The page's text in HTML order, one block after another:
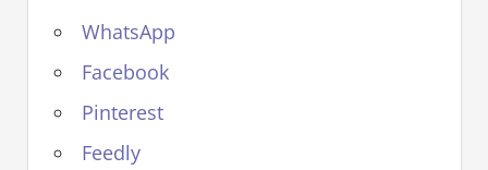
WhatsApp
Facebook
Pinterest
Feedly